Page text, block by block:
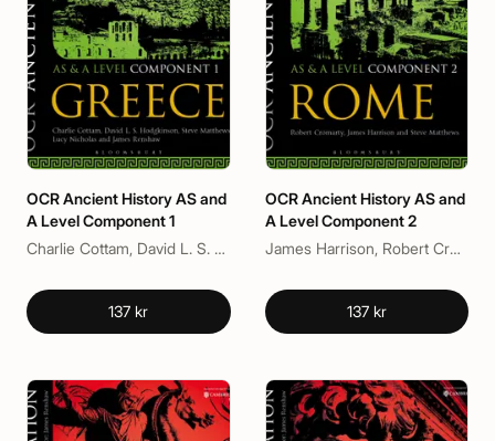
OCR Ancient History AS and
A Level Component 1
Charlie Cottam, David L. S. Hodgkinson, James Renshaw, Lucy R. Nicholas, Steve Matthews
137 kr
OCR Ancient History AS and
A Level Component 2
James Harrison, Robert Cromarty, Steve Matthews
137 kr